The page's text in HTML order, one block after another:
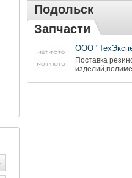
Подольск
Запчасти
ООО
Поставка